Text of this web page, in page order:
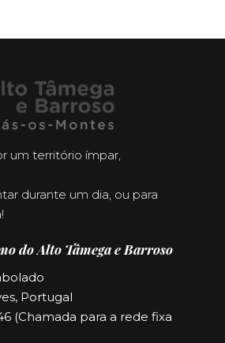
um território ímpar,
durante um dia, ou para
do Alto Tâmega e Barroso
Portugal
(Chamada para a rede fixa